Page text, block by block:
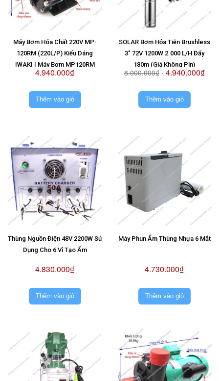
Máy Bơm Hóa Chất 220V MP-
120RM (220L/P) Kiểu Dáng
IWAKI | Máy Bơm MP120RM
220V
4.940.000₫
Thêm vào giỏ
SOLAR Bơm Hỏa Tiễn Brushless
3" 72V 1200W 2.000 L/H Đẩy
180m (Giá Không Pin)
8.000.000₫- 4.940.000₫
Thêm vào giỏ
Thùng Nguồn Điện 48V 2200W Sử
Dụng Cho 6 Vỉ Tạo Ẩm
4.830.000₫
Thêm vào giỏ
Máy Phun Ẩm Thùng Nhựa 6 Mắt
4.730.000₫
Thêm vào giỏ